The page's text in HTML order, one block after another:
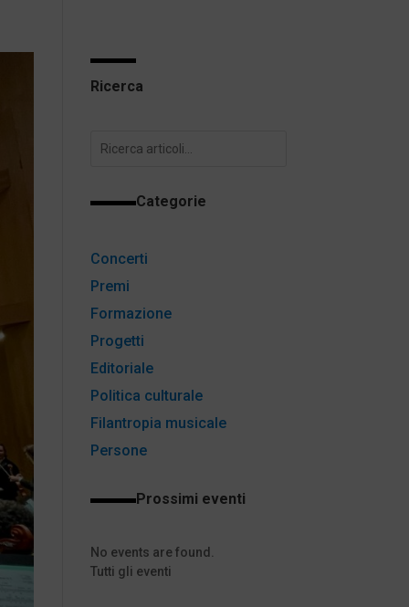
Ricerca
Categorie
Editoriale
Persone
Progetti
Premi
Politica culturale
Filantropia musicale
Formazione
Concerti
Prossimi eventi
No events are found.
Tutti gli eventi